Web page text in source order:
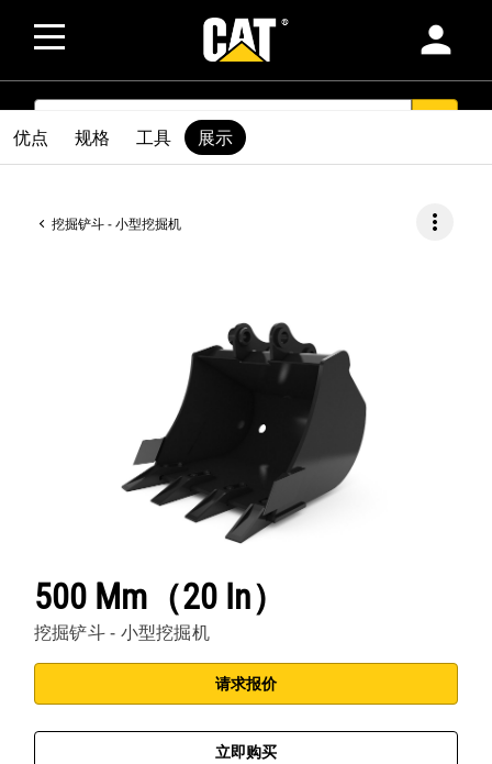
person
SEARCH
挖掘铲斗 - 小型挖掘机 more_vert
500 Mm（20 In）
挖掘铲斗 - 小型挖掘机
请求报价
立即购买
优点 规格 工具 展示